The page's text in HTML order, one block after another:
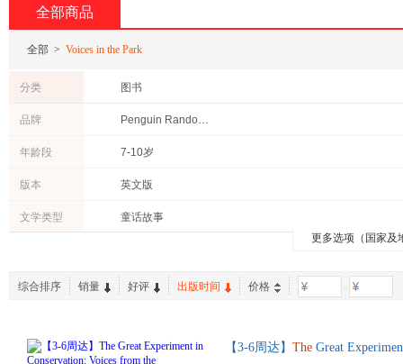
全部商品
全部 > Voices in the Park
分类 图书
品牌 Penguin Random House
年龄段 7-10岁
版本 英文版
文学类型
童话故事
更多选项（国家及
综合排序 销量 好评 出版时间 价格 -
【3-6周达】 The Great
波